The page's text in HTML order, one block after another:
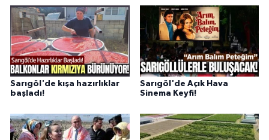
Sarıgöl'de kışa hazırlıklar
başladı!
Sarıgöl'de Açık Hava
Sinema Keyfi!